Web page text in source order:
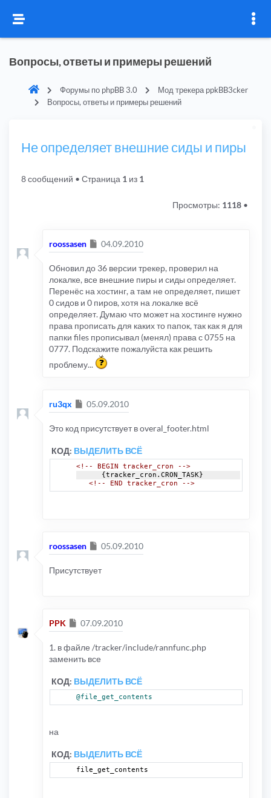
Вопросы, ответы и примеры решений
Форумы по phpBB 3.0
Мод трекера ppkBB3cker
Вопросы, ответы и примеры решений
Не определяет внешние сиды и пиры
8 сообщений • Страница 1 из 1
Просмотры: 1118 •
roossasen Сообщение
04.09.2010
Обновил до 36 версии трекер, проверил на
локалке, все внешние пиры и сиды определяет.
Перенёс на хостинг, а там не определяет, пишет
0 сидов и 0 пиров, хотя на локалке всё
определяет. Думаю что может на хостинге нужно
права прописать для каких то папок, так как я для
папки files прописывал (менял) права с 0755 на
0777. Подскажите пожалуйста как решить
проблему...
ru3qx Сообщение
05.09.2010
Это код присутствует в overal_footer.html
КОД: ВЫДЕЛИТЬ ВСЁ
<!-- BEGIN tracker_cron -->
      {tracker_cron.CRON_TASK}
<!-- END tracker_cron -->
roossasen Сообщение
05.09.2010
Присутствует
PPK Сообщение
07.09.2010
1. в файле /tracker/include/rannfunc.php
заменить все
КОД: ВЫДЕЛИТЬ ВСЁ
@file_get_contents
на
КОД: ВЫДЕЛИТЬ ВСЁ
file_get_contents